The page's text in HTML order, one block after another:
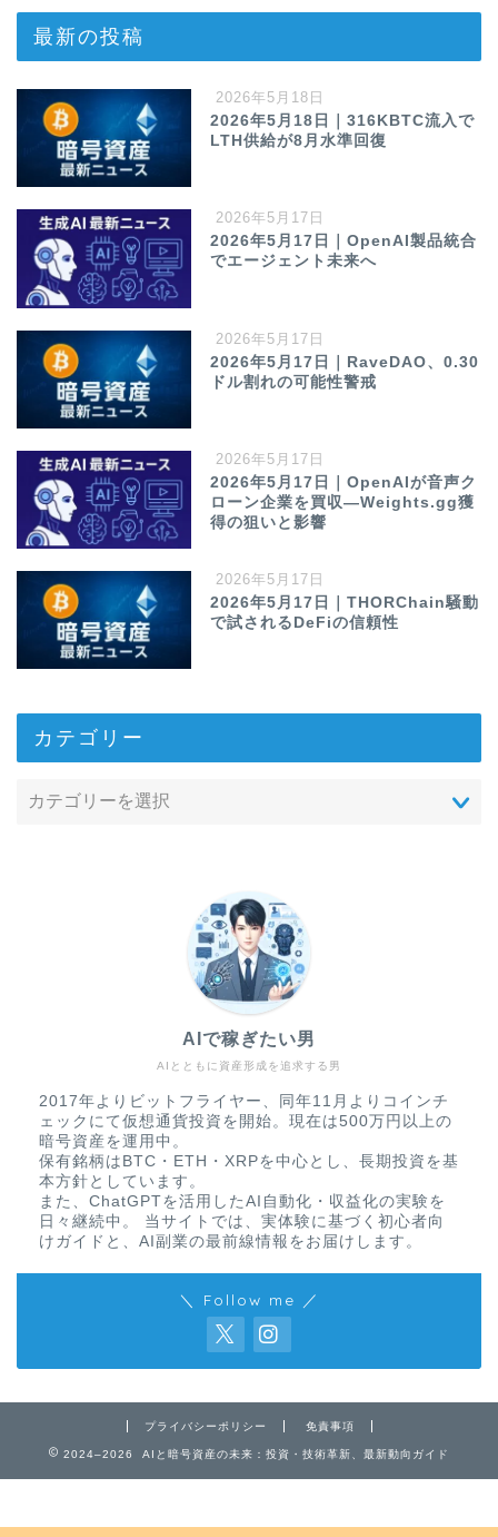
最新の投稿
2026年5月18日
2026年5月18日｜316KBTC流入で
LTH供給が8月水準回復
2026年5月17日
2026年5月17日｜OpenAI製品統合
でエージェント未来へ
2026年5月17日
2026年5月17日｜RaveDAO、0.30
ドル割れの可能性警戒
2026年5月17日
2026年5月17日｜OpenAIが音声ク
ローン企業を買収—Weights.gg獲
得の狙いと影響
2026年5月17日
2026年5月17日｜THORChain騒動
で試されるDeFiの信頼性
カテゴリー
AIとともに資産形成を追求する男
AIで稼ぎたい男
2017年よりビットフライヤー、同年11月よりコインチ
ェックにて仮想通貨投資を開始。現在は500万円以上の
暗号資産を運用中。
保有銘柄はBTC・ETH・XRPを中心とし、長期投資を基
本方針としています。
また、ChatGPTを活用したAI自動化・収益化の実験を
日々継続中。 当サイトでは、実体験に基づく初心者向
けガイドと、AI副業の最前線情報をお届けします。
＼ Follow me ／
プライバシーポリシー 免責事項
2024–2026 AIと暗号資産の未来：投資・技術革新、最新動向ガイド
お問い合わせ